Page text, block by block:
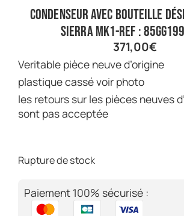
condenseur avec bouteille
sierra mk1-ref :
371,00€
veritable pièce neuve d’origine
plastique cassé voir photo
les retours sur les pièces neuves
sont pas acceptée
Rupture de stock
Paiement 100% sécurisé :